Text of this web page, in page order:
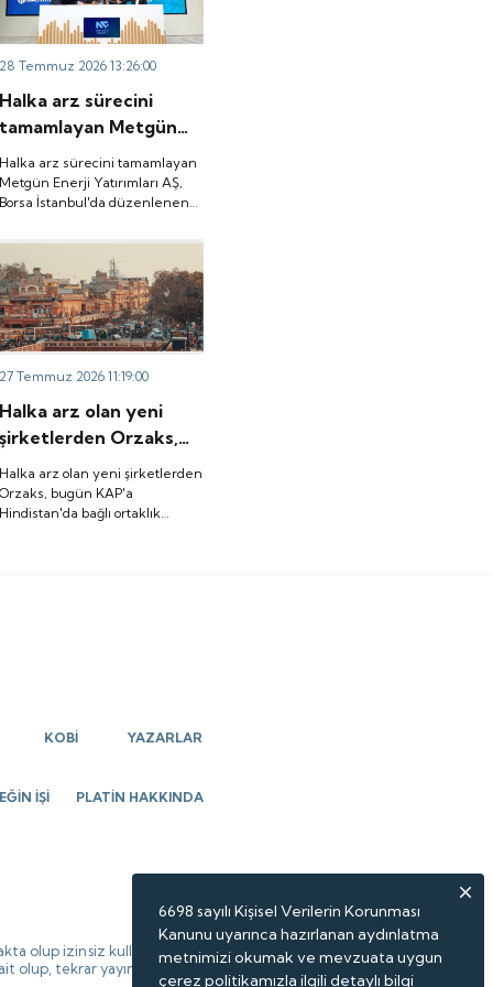
gerçekleşecek ve 29-
30-31 Temmuz 2026
toplanacak, 6 Ağustos
tarihinde ise “Gong
Töreni” ile Quick
Sigorta işlem görmeye
başlayacak.
toplanacak, 6 Ağustos tarihinde
ise “Gong Töreni” ile Quick
başlayacak.
28 Temmuz 2026 13:26:00
Halka arz sürecini
tamamlayan Metgün
Enerji Yatırımları AŞ,
Borsa İstanbul'da
düzenlenen gong
koduyla işlem görmeye
başladı.
Halka arz sürecini tamamlayan
Metgün Enerji Yatırımları AŞ,
Borsa İstanbul'da düzenlenen
işlem görmeye başladı.
27 Temmuz 2026 11:19:00
Halka arz olan yeni
şirketlerden Orzaks,
bugün KAP'a
Hindistan'da bağlı
ortaklık kurulmasına
Halka arz olan yeni şirketlerden
Orzaks, bugün KAP'a
Hindistan'da bağlı ortaklık
KOBİ
YAZARLAR
İŞİ
PLATİN HAKKINDA
olup izinsiz kullanılamaz,
olup, tekrar yayınlanamaz.
6698 sayılı Kişisel Verilerin Korunması
Kanunu uyarınca hazırlanan aydınlatma
metnimizi okumak ve mevzuata uygun
çerez politikamızla ilgili detaylı bilgi